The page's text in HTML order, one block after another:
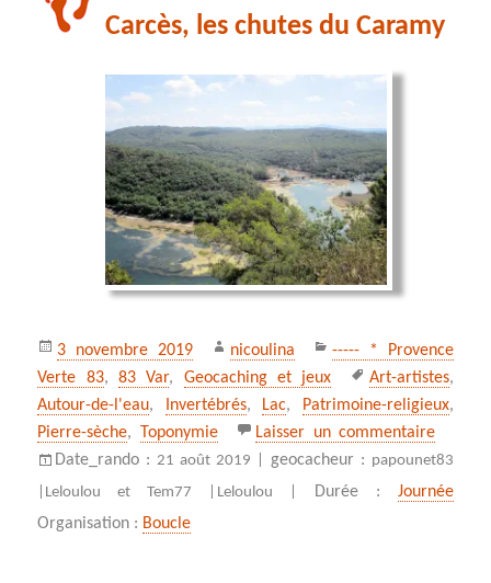
Carcès, les chutes du Caramy
Publié
le
3 novembre 2019 Auteur
nicoulina Catégories
----- * Provence
Verte 83,83 Var, Geocaching et jeux
Mots-
clés
Art-artistes,
Autour-de-l'eau, Invertébrés, Lac, Patrimoine-religieux,
Pierre-sèche, Toponymie Laisser un commentairesur
Date_rando :21 août 2019 | geocacheur : papounet83
Leloulou et Tem77 | Leloulou | Durée : Journée
Organisation : Boucle